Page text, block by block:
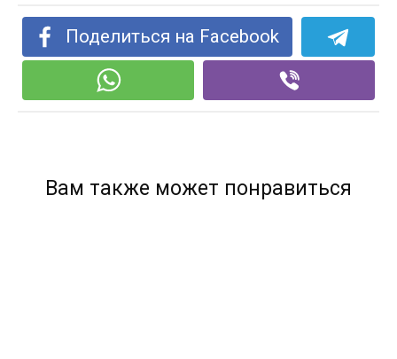
Поделиться на Facebook
Вам также может понравиться